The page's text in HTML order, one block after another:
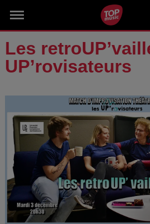
Les
UP’rovisateurs